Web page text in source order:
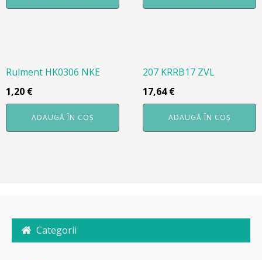
Categorii
Rulment HK0306 NKE
1,20 €
ADAUGĂ ÎN COȘ
207 KRRB17 ZVL
17,64€
ADAUGĂ ÎN COȘ